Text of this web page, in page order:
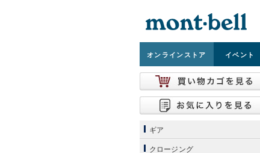
オンラインストア イベント
ギア
クロージング